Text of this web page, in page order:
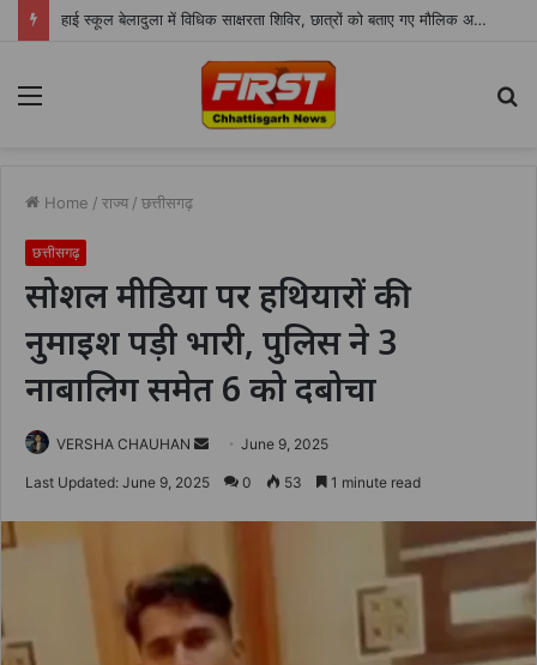
हाई स्कूल बेलादुला में विधिक साक्षरता शिविर, छात्रों को बताए गए मौलिक अधिकार
Menu
Home / राज्य / छत्तीसगढ़
छत्तीसगढ़
सोशल मीडिया पर हथियारों की
नुमाइश पड़ी भारी, पुलिस ने 3
नाबालिग समेत 6 को दबोचा
VERSHA CHAUHAN
SendJune 9, 2025
Last Updated: June 9, 2025 0 53 1 minute read